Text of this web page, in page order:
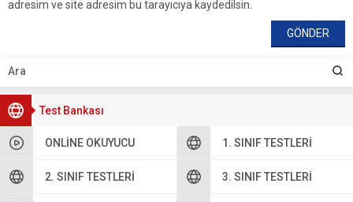
Test Bankası
ONLINE OKUYUCU 1. SINIF TESTLERI
2. SINIF TESTLERI 3. SINIF TESTLERI
adresim ve site adresim bu tarayıcıya kaydedilsin.